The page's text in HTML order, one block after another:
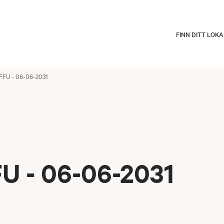
FINN DITT
- 06-06-2031
- 06-06-2031